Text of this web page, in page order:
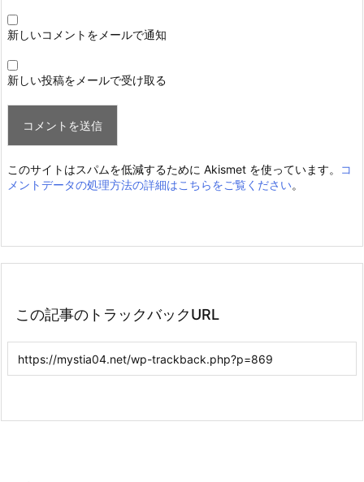
新しいコメントをメールで通知
新しい投稿をメールで受け取る
このサイトはスパムを低減するために Akismet を使っています。
コ
メントデータの処理方法の詳細はこちらをご覧ください。
この記事のトラックバックURL